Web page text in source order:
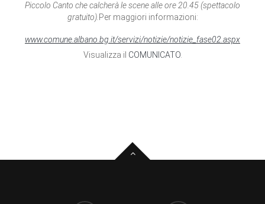
Piccolo Canto che calcherà le scene alle ore 20.45 (spettacolo
gratuito).Per maggiori informazioni:
www.comune.albano.bg.it/servizi/notizie/notizie_fase02.aspx
Visualizza il COMUNICATO.